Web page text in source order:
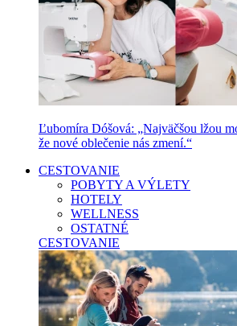
Ľubomíra Dóšová: „Najväčšou lžou
že nové oblečenie nás zmení.“
CESTOVANIE
POBYTY A VÝLETY
HOTELY
WELLNESS
OSTATNÉ
CESTOVANIE